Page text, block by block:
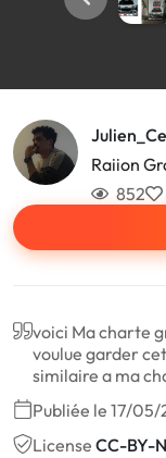
Raiion
852
voici Ma charte
voulue garder
similaire a ma
Publiée le 17/
License CC-BY-